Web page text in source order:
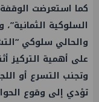
كما استعرضت الوقفة
السلوكية
والحالي سلوكي
على أهمية التركيز
وتجنب التسرع أو
تؤدي إلى وقوع